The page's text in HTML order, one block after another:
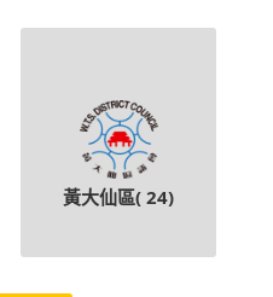
黃大仙區( 24)